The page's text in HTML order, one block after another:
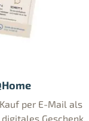
per E-Mail als
Geschenk..